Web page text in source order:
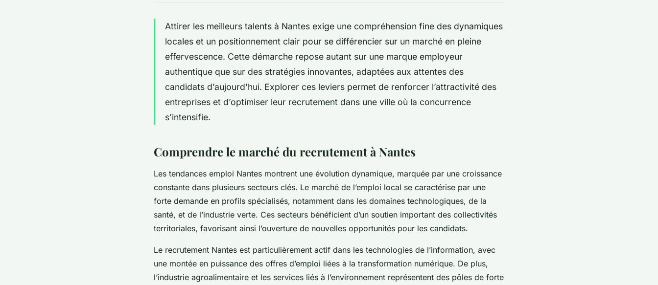
Attirer les meilleurs talents à Nantes exige une compréhension fine des dynamiques
locales et un positionnement clair pour se différencier sur un marché en pleine
effervescence. Cette démarche repose autant sur une marque employeur
authentique que sur des stratégies innovantes, adaptées aux attentes des
candidats d’aujourd’hui. Explorer ces leviers permet de renforcer l’attractivité des
entreprises et d’optimiser leur recrutement dans une ville où la concurrence
s’intensifie.
Comprendre le marché du recrutement à Nantes
Les tendances emploi Nantes montrent une évolution dynamique, marquée par une croissance
constante dans plusieurs secteurs clés. Le marché de l’emploi local se caractérise par une
forte demande en profils spécialisés, notamment dans les domaines technologiques, de la
santé, et de l’industrie verte. Ces secteurs bénéficient d’un soutien important des collectivités
territoriales, favorisant ainsi l’ouverture de nouvelles opportunités pour les candidats.
Le recrutement Nantes est particulièrement actif dans les technologies de l’information, avec
une montée en puissance des offres d’emploi liées à la transformation numérique. De plus,
l’industrie agroalimentaire et les services liés à l’environnement représentent des pôles de forte